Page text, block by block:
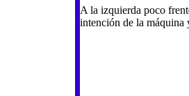
A la izquierda poco
intención de la máquina